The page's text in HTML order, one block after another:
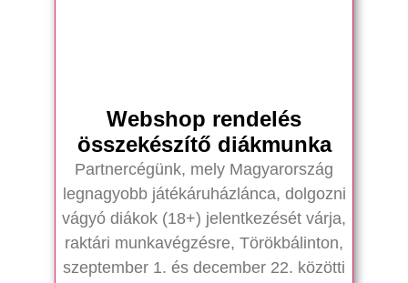
Webshop rendelés
összekészítő diákmunka
Partnercégünk, mely Magyarország
legnagyobb játékáruházlánca, dolgozni
vágyó diákok (18+) jelentkezését várja,
raktári munkavégzésre, Törökbálinton,
szeptember 1. és december 22. közötti